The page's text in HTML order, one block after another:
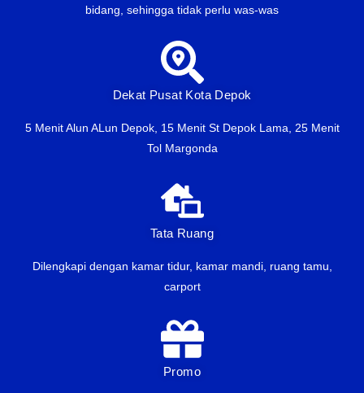
bidang, sehingga tidak perlu was-was
Dekat Pusat Kota Depok
5 Menit Alun ALun Depok, 15 Menit St Depok Lama, 25 Menit
Tol Margonda
Tata Ruang
Dilengkapi dengan kamar tidur, kamar mandi, ruang tamu,
carport
Promo